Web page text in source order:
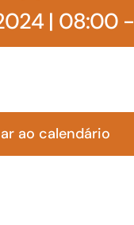
| 08:00-
ao calendário